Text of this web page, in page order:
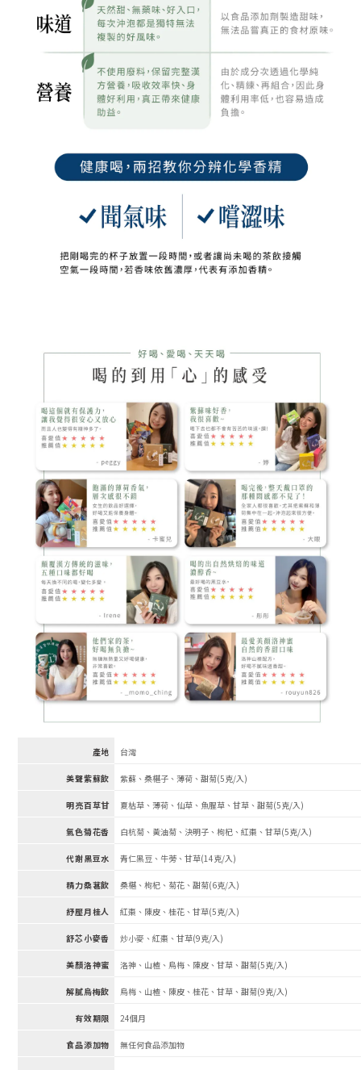
產地 台灣
美聲紫蘇飲 紫蘇、桑椹子、薄荷、甜菊(5克/入)
明亮百草甘 夏枯草、薄荷、仙草、魚腥草、甘草、甜菊(5克/入)
氣色菊花香 白杭菊、黃油菊、決明子、枸杞、紅棗、甘草(5克/入)
代謝黑豆水 青仁黑豆、牛蒡、甘草(14克/入)
精力桑葚飲 桑椹、枸杞、菊花、甜菊(6克/入)
紓壓月桂人 紅棗、陳皮、桂花、甘草(5克/入)
舒芯小麥香 炒小麥、紅棗、甘草(9克/入)
美顏洛神蜜 洛神、山楂、烏梅、陳皮、甘草、甜菊(5克/入)
解膩烏梅飲 烏梅、山楂、陳皮、桂花、甘草、甜菊(9克/入)
有效期限 24個月
食品添加物 無任何食品添加物